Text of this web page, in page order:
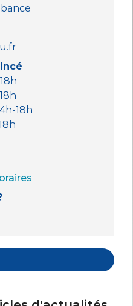
18h